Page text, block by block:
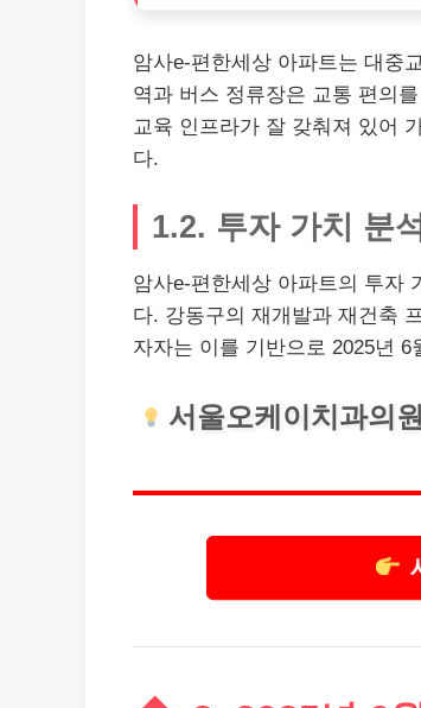
암사e-편한세상 아파트는 대중
역과 버스 정류장은 교통 편의
교육 인프라가 잘 갖춰져 있어
다.
1.2. 투자 가치 분
암사e-편한세상 아파트의 투자
다. 강동구의 재개발과 재건축
자자는 이를 기반으로 2025년
서울오케이 치과의